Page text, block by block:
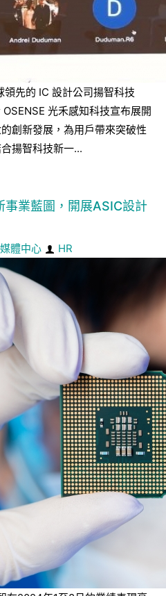
先的 IC 設計公司揚智科技
光禾感知科技宣布展開
創新發展，為用戶帶來突破性
揚智科技新一...
事業藍圖，開展ASIC設計
體中心 HR